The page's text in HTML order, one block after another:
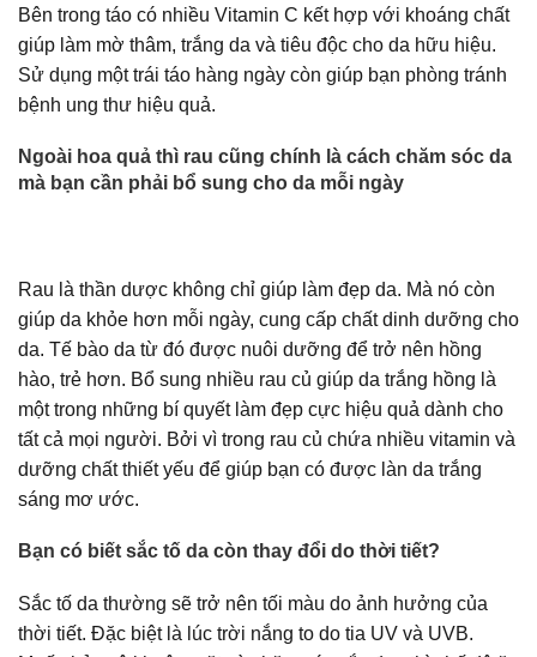
Bên trong táo có nhiều Vitamin C kết hợp với khoáng chất
giúp làm mờ thâm, trắng da và tiêu độc cho da hữu hiệu.
Sử dụng một trái táo hàng ngày còn giúp bạn phòng tránh
bệnh ung thư hiệu quả.
Ngoài hoa quả thì rau cũng chính là cách chăm sóc da
mà bạn cần phải bổ sung cho da mỗi ngày
Rau là thần dược không chỉ giúp làm đẹp da. Mà nó còn
giúp da khỏe hơn mỗi ngày, cung cấp chất dinh dưỡng cho
da. Tế bào da từ đó được nuôi dưỡng để trở nên hồng
hào, trẻ hơn. Bổ sung nhiều rau củ giúp da trắng hồng là
một trong những bí quyết làm đẹp cực hiệu quả dành cho
tất cả mọi người. Bởi vì trong rau củ chứa nhiều vitamin và
dưỡng chất thiết yếu để giúp bạn có được làn da trắng
sáng mơ ước.
Bạn có biết sắc tố da còn thay đổi do thời tiết?
Sắc tố da thường sẽ trở nên tối màu do ảnh hưởng của
thời tiết. Đặc biệt là lúc trời nắng to do tia UV và UVB.